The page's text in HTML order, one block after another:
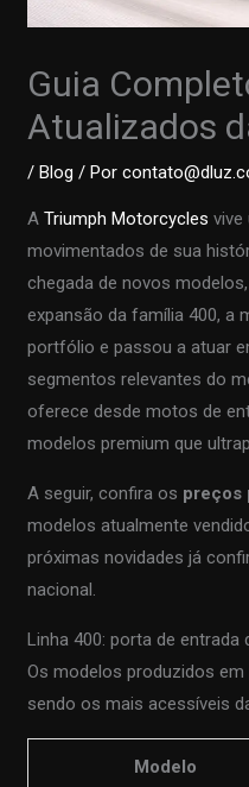
Guia
Atualizados
/ Blog / Por
ATriumph Motorcycles
movimentados de sua
chegada de novos
expansão da família 400, a
portfólio e passou a atuar
segmentos relevantes do
oferece desde motos de
modelos premium que
A seguir, confira os preços
modelos atualmente
próximas novidades já
nacional.
Linha 400: porta de entrada
Os modelos produzidos
sendo os mais acessíveis
Modelo